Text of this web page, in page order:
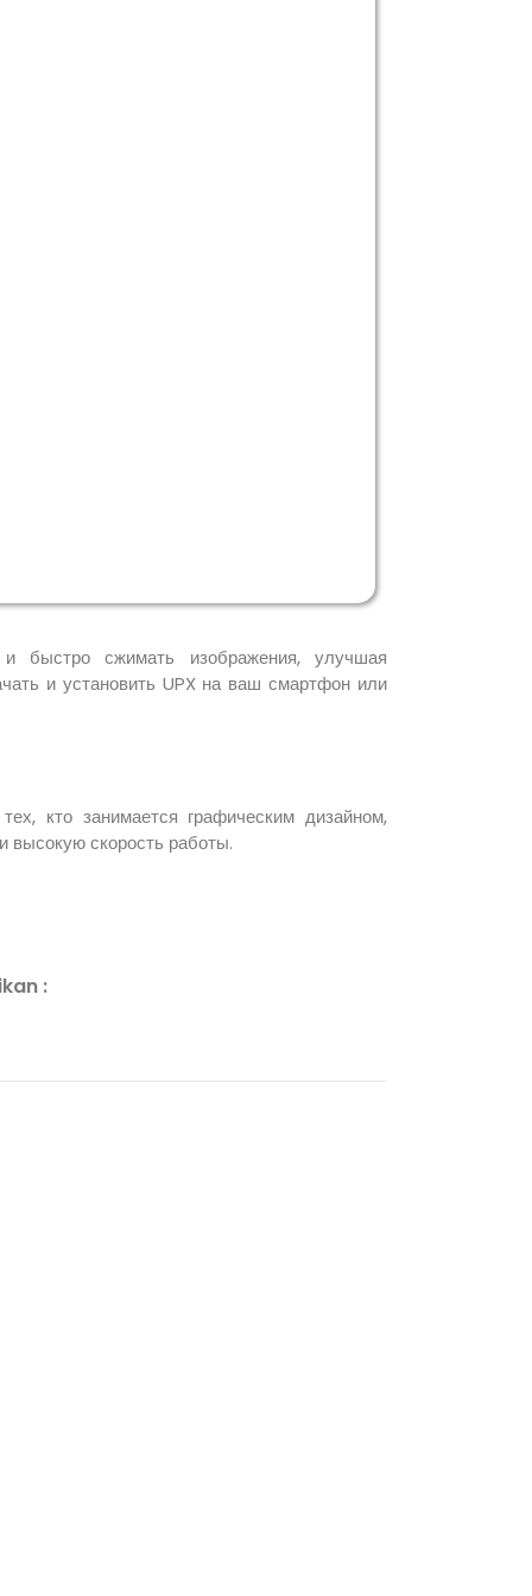
быстро сжимать изображения, улучшая
и установить UPX на ваш смартфон или
кто занимается графическим дизайном,
высокую скорость работы.
: